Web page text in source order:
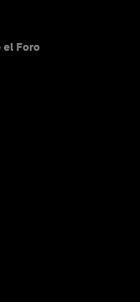
of Instability
Rania
el Foro